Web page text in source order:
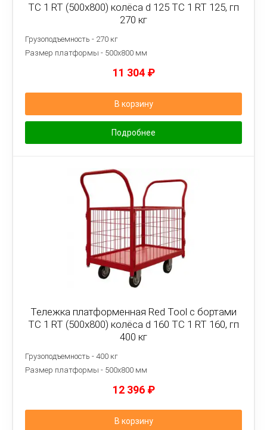
ТС 1 RT (500x800) колёса d 125 ТС 1 RT 125, гп
270 кг
Грузоподъемность - 270 кг
Размер платформы - 500х800 мм
11 304 ₽
В корзину
Подробнее
Тележка платформенная Red Tool с бортами
ТС 1 RT (500x800) колёса d 160 ТС 1 RT 160, гп
400 кг
Грузоподъемность - 400 кг
Размер платформы - 500х800 мм
12 396 ₽
В корзину